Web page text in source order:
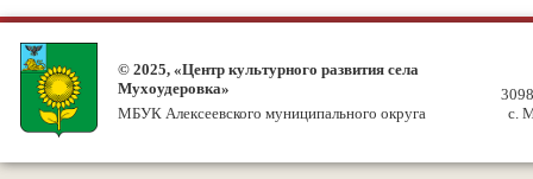
© 2025, «Центр культурного развития села
Мухоудеровка»
МБУК Алексеевского муниципального округа
с.